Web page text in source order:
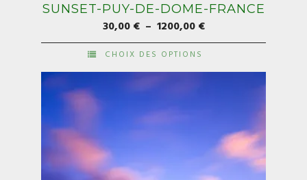
SUNSET-PUY-DE-DOME-FRANCE
30,00€ – 1200,00€Plage
de
30,00 €
CHOIX DES OPTIONS
produit
variations.
peuvent